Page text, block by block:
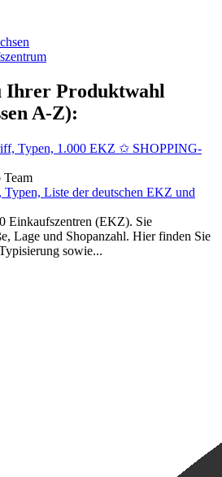
Ihrer Produktwahl
A-Z):
Liste der deutschen EKZ und
Einkaufszentren (EKZ). Sie
Lage und Shopanzahl. Hier finden Sie
sowie...